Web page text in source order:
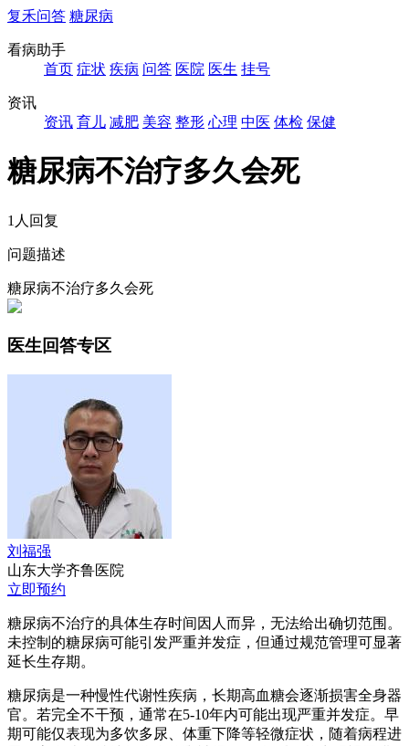
复禾问答 糖尿病
看病助手
首页 症状 疾病 问答 医院 医生 挂号
资讯
资讯 育儿 减肥 美容 整形 心理 中医 体检 保健
糖尿病不治疗多久会死
1人回复
问题描述
糖尿病不治疗多久会死
医生回答专区
刘福强
山东大学齐鲁医院
立即预约
糖尿病不治疗的具体生存时间因人而异，无法给出确切范围。
未控制的糖尿病可能引发严重并发症，但通过规范管理可显著
延长生存期。
糖尿病是一种慢性代谢性疾病，长期高血糖会逐渐损害全身器
官。若完全不干预，通常在5-10年内可能出现严重并发症。早
期可能仅表现为多饮多尿、体重下降等轻微症状，随着病程进